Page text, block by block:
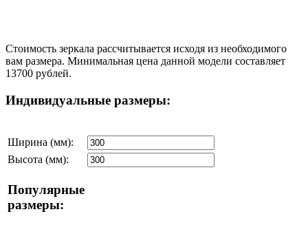
Стоимость зеркала рассчитывается исходя из необходимого
вам размера. Минимальная цена данной модели составляет
13700 рублей.
Индивидуальные размеры:
Ширина (мм):
Высота (мм):
Популярные
размеры: